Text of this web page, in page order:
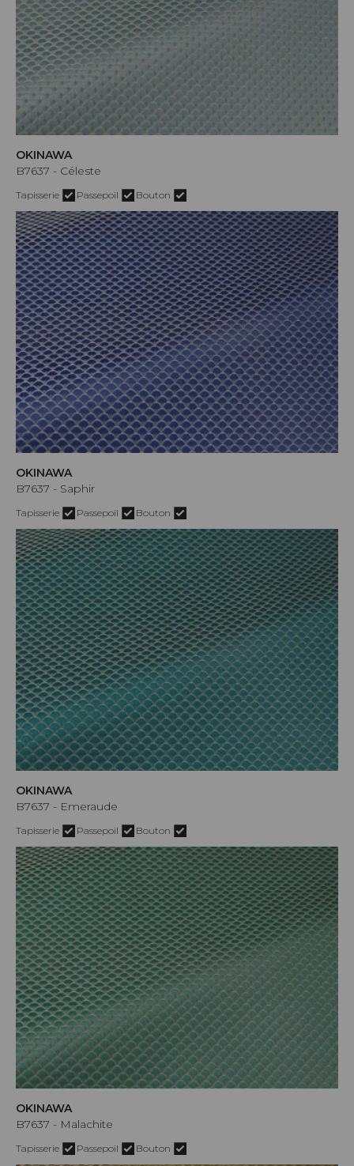
OKINAWA
B7637 - Céleste
Tapisserie Passepoil Bouton
OKINAWA
B7637 - Saphir
Tapisserie Passepoil Bouton
OKINAWA
B7637 - Emeraude
Tapisserie Passepoil Bouton
OKINAWA
B7637 - Malachite
Tapisserie Passepoil Bouton